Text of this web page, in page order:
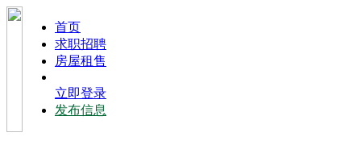
⾸⻚
求职招聘
房屋租售
立即登录
发布信息